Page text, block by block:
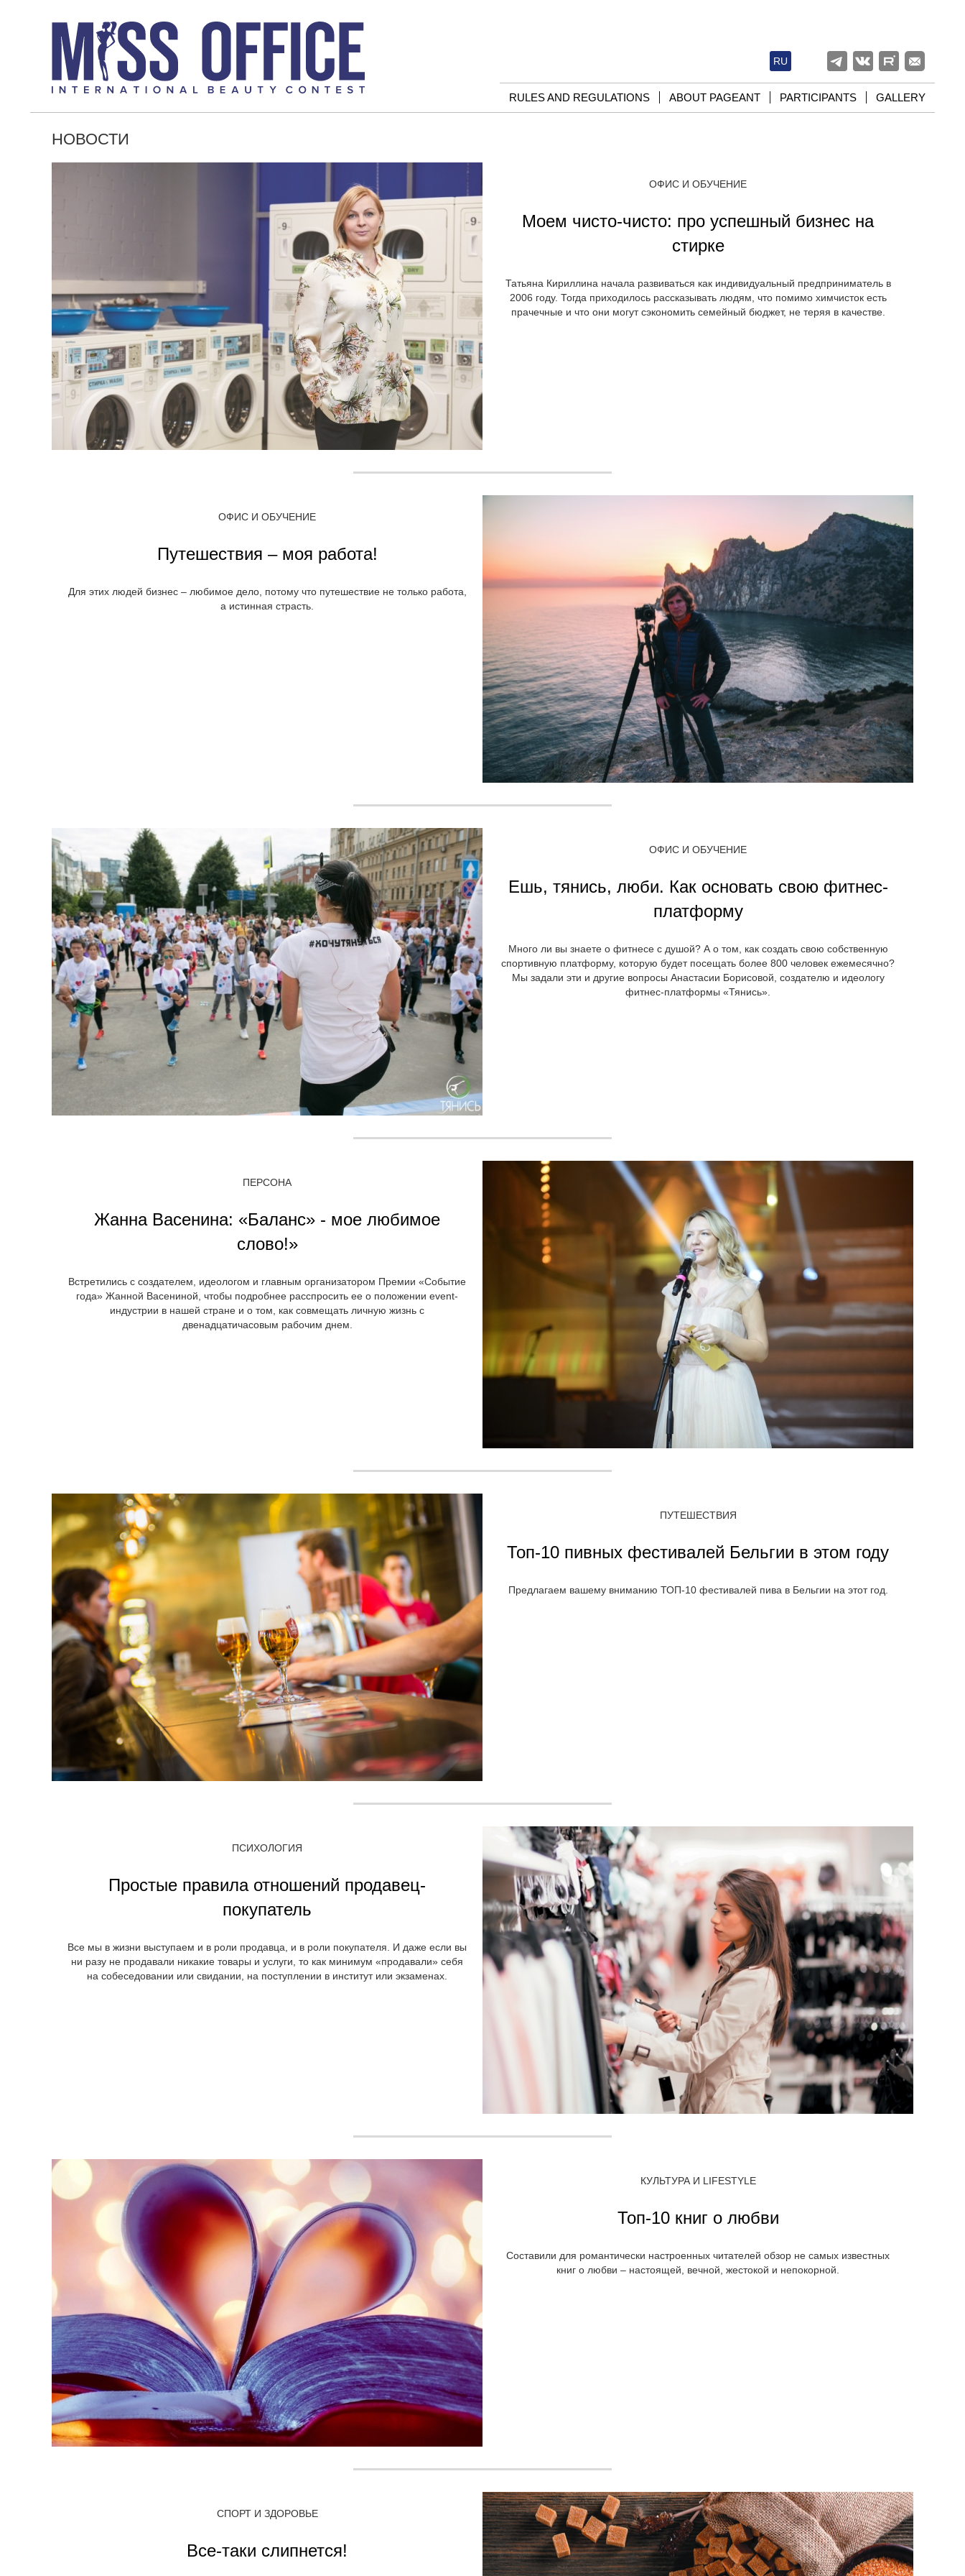
RU
RULES AND REGULATIONS ABOUT PAGEANT PARTICIPANTS GALLERY
НОВОСТИ
ОФИС И ОБУЧЕНИЕ
Моем чисто-чисто: про успешный бизнес на
стирке
Татьяна Кириллина начала развиваться как индивидуальный предприниматель в
2006 году. Тогда приходилось рассказывать людям, что помимо химчисток есть
прачечные и что они могут сэкономить семейный бюджет, не теряя в качестве.
ОФИС И ОБУЧЕНИЕ
Путешествия – моя работа!
Для этих людей бизнес – любимое дело, потому что путешествие не только работа,
а истинная страсть.
ОФИС И ОБУЧЕНИЕ
Ешь, тянись, люби. Как основать свою фитнес-
платформу
Много ли вы знаете о фитнесе с душой? А о том, как создать свою собственную
спортивную платформу, которую будет посещать более 800 человек ежемесячно?
Мы задали эти и другие вопросы Анастасии Борисовой, создателю и идеологу
фитнес-платформы «Тянись».
ПЕРСОНА
Жанна Васенина: «Баланс» - мое любимое
слово!»
Встретились с создателем, идеологом и главным организатором Премии «Событие
года» Жанной Васениной, чтобы подробнее расспросить ее о положении event-
индустрии в нашей стране и о том, как совмещать личную жизнь с
двенадцатичасовым рабочим днем.
ПУТЕШЕСТВИЯ
Топ-10 пивных фестивалей Бельгии в этом году
Предлагаем вашему вниманию ТОП-10 фестивалей пива в Бельгии на этот год.
ПСИХОЛОГИЯ
Простые правила отношений продавец-
покупатель
Все мы в жизни выступаем и в роли продавца, и в роли покупателя. И даже если вы
ни разу не продавали никакие товары и услуги, то как минимум «продавали» себя
на собеседовании или свидании, на поступлении в институт или экзаменах.
КУЛЬТУРА И LIFESTYLE
Топ-10 книг о любви
Составили для романтически настроенных читателей обзор не самых известных
книг о любви – настоящей, вечной, жестокой и непокорной.
СПОРТ И ЗДОРОВЬЕ
Все-таки слипнется!